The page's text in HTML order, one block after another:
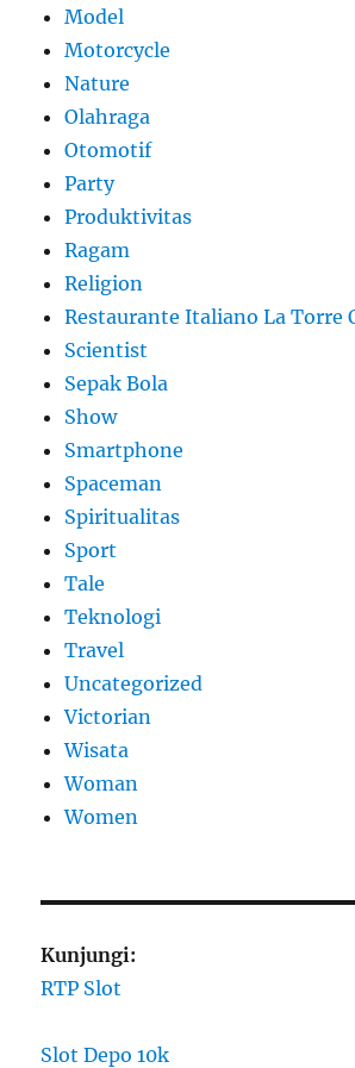
Model
Motorcycle
Nature
Olahraga
Otomotif
Party
Produktivitas
Ragam
Religion
Restaurante Italiano La Torre
Scientist
Sepak Bola
Show
Smartphone
Spaceman
Spiritualitas
Sport
Tale
Teknologi
Travel
Uncategorized
Victorian
Wisata
Woman
Women
Kunjungi:
RTP Slot
Slot Depo 10k